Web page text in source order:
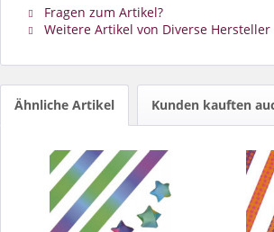
Fragen zum Artikel?
Weitere Artikel von Diverse Hersteller
Ähnliche Artikel Kunden kauften